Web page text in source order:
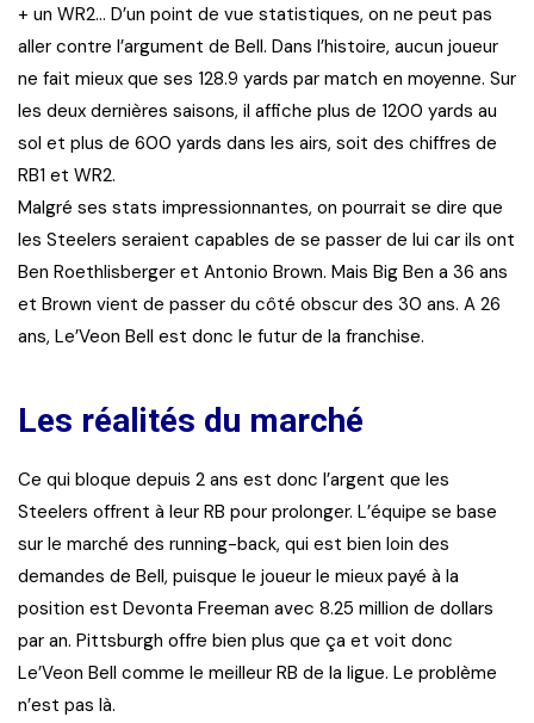
+ un WR2… D’un point de vue statistiques, on ne peut pas
aller contre l’argument de Bell. Dans l’histoire, aucun joueur
ne fait mieux que ses 128.9 yards par match en moyenne. Sur
les deux dernières saisons, il affiche plus de 1200 yards au
sol et plus de 600 yards dans les airs, soit des chiffres de
RB1 et WR2.
Malgré ses stats impressionnantes, on pourrait se dire que
les Steelers seraient capables de se passer de lui car ils ont
Ben Roethlisberger et Antonio Brown. Mais Big Ben a 36 ans
et Brown vient de passer du côté obscur des 30 ans. A 26
ans, Le’Veon Bell est donc le futur de la franchise.
Les réalités du marché
Ce qui bloque depuis 2 ans est donc l’argent que les
Steelers offrent à leur RB pour prolonger. L’équipe se base
sur le marché des running-back, qui est bien loin des
demandes de Bell, puisque le joueur le mieux payé à la
position est Devonta Freeman avec 8.25 million de dollars
par an. Pittsburgh offre bien plus que ça et voit donc
Le’Veon Bell comme le meilleur RB de la ligue. Le problème
n’est pas là.